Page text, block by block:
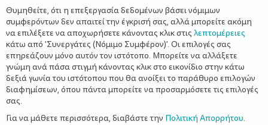
Το ψέμα στη ζωή του παιδιού
Θυμηθείτε, ότι η επεξεργασία δεδομένων βάσει νόμιμων
συμφερόντων δεν απαιτεί την έγκρισή σας, αλλά μπορείτε ακόμη
να επιλέξετε να αποχωρήσετε κάνοντας κλικ στις λεπτομέρειες
κάτω από 'Συνεργάτες (Νόμιμο Συμφέρον)'. Οι επιλογές σας
επηρεάζουν μόνο αυτόν τον ιστότοπο. Μπορείτε να αλλάξετε
γνώμη ανά πάσα στιγμή κάνοντας κλικ στο εικονίδιο στην κάτω
δεξιά γωνία του ιστότοπου που θα ανοίξει το παράθυρο επιλογών
διαφημίσεων, όπου πάντα μπορείτε να προσαρμόσετε τις επιλογές
σας.
Για να μάθετε περισσότερα, διαβάστε την Πολιτική Απορρήτου.